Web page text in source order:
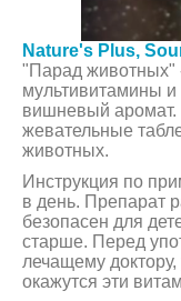
Nature's Plus,
"Парад животных"
мультивитамины
вишневый аромат.
жевательные
животных.
Инструкция по
в день. Препарат
безопасен для
старше. Перед
лечащему
окажутся эти